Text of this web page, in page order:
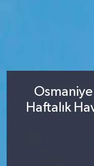
Osmaniye
Haftalık
SİYASET
SPOR
Tüm Manşetler
Son Dakika